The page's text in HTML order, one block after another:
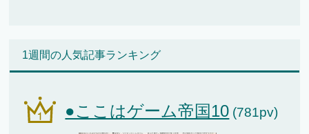
1週間の人気記事ランキング
●ここはゲーム帝国10 (781pv)